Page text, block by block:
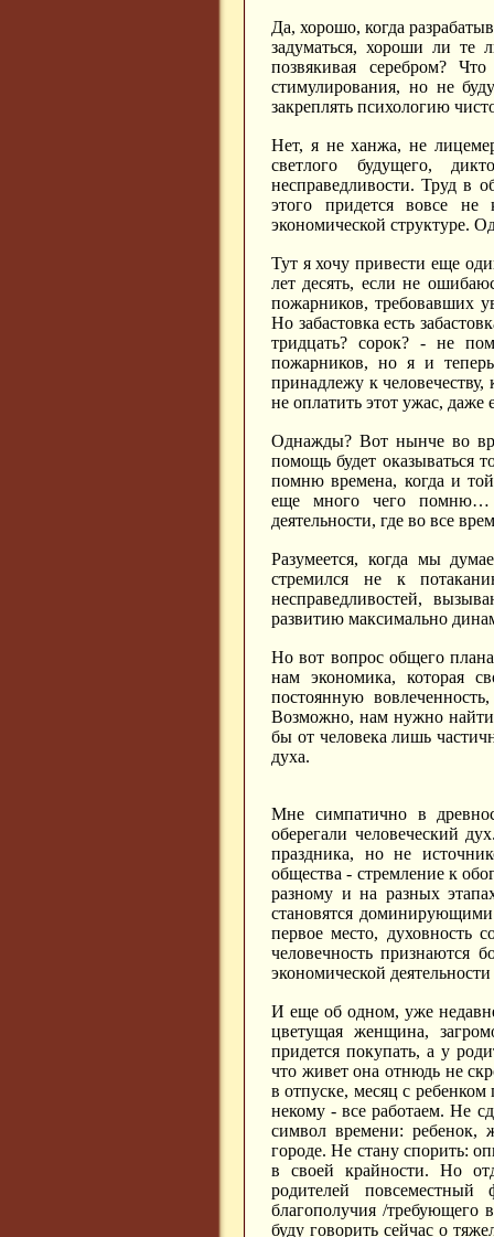
Да, хорошо, когда
задуматься, хороши ли
позвякивая серебром?
стимулирования, но не
закреплять психологию
Нет, я не ханжа, не
светлого будущего,
несправедливости. Труд в
этого придется вовсе не
экономической структуре.
Тут я хочу привести еще
лет десять, если не
пожарников, требовавших
Но забастовка есть
тридцать? сорок? - не
пожарников, но я и
принадлежу к
не оплатить этот ужас,
Однажды? Вот нынче во
помощь будет оказываться
помню времена, когда и
еще много чего помню…
деятельности, где во все
Разумеется, когда мы
стремился не к
несправедливостей,
развитию максимально
Но вот вопрос общего
нам экономика, которая
постоянную
Возможно, нам нужно найти
бы от человека лишь
духа.
Мне симпатично в
оберегали человеческий
праздника, но не
общества - стремление к
разному и на разных
становятся
первое место, духовность
человечность признаются
экономической
И еще об одном, уже
цветущая женщина,
придется покупать, а у
что живет она отнюдь не
в отпуске, месяц с
некому - все работаем. Не
символ времени:
городе. Не стану спорить:
в своей крайности. Но
родителей
благополучия /
буду говорить сейчас о